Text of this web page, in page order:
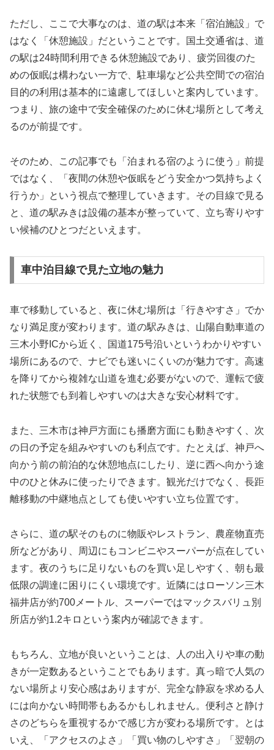
ただし、ここで大事なのは、道の駅は本来「宿泊施設」で
はなく「休憩施設」だということです。国土交通省は、道
の駅は24時間利用できる休憩施設であり、疲労回復のた
めの仮眠は構わない一方で、駐車場など公共空間での宿泊
目的の利用は基本的に遠慮してほしいと案内しています。
つまり、旅の途中で安全確保のために休む場所として考え
るのが前提です。
そのため、この記事でも「泊まれる宿のように使う」前提
ではなく、「夜間の休憩や仮眠をどう安全かつ気持ちよく
行うか」という視点で整理していきます。その目線で見る
と、道の駅みきは設備の基本が整っていて、立ち寄りやす
い候補のひとつだといえます。
車中泊目線で見た立地の魅力
車で移動していると、夜に休む場所は「行きやすさ」でか
なり満足度が変わります。道の駅みきは、山陽自動車道の
三木小野ICから近く、国道175号沿いというわかりやすい
場所にあるので、ナビでも迷いにくいのが魅力です。高速
を降りてから複雑な山道を進む必要がないので、運転で疲
れた状態でも到着しやすいのは大きな安心材料です。
また、三木市は神戸方面にも播磨方面にも動きやすく、次
の日の予定を組みやすいのも利点です。たとえば、神戸へ
向かう前の前泊的な休憩地点にしたり、逆に西へ向かう途
中のひと休みに使ったりできます。観光だけでなく、長距
離移動の中継地点としても使いやすい立ち位置です。
さらに、道の駅そのものに物販やレストラン、農産物直売
所などがあり、周辺にもコンビニやスーパーが点在してい
ます。夜のうちに足りないものを買い足しやすく、朝も最
低限の調達に困りにくい環境です。近隣にはローソン三木
福井店が約700メートル、スーパーではマックスバリュ別
所店が約1.2キロという案内が確認できます。
もちろん、立地が良いということは、人の出入りや車の動
きが一定数あるということでもあります。真っ暗で人気の
ない場所より安心感はありますが、完全な静寂を求める人
には向かない時間帯もあるかもしれません。便利さと静け
さのどちらを重視するかで感じ方が変わる場所です。とは
いえ、「アクセスのよさ」「買い物のしやすさ」「翌朝の